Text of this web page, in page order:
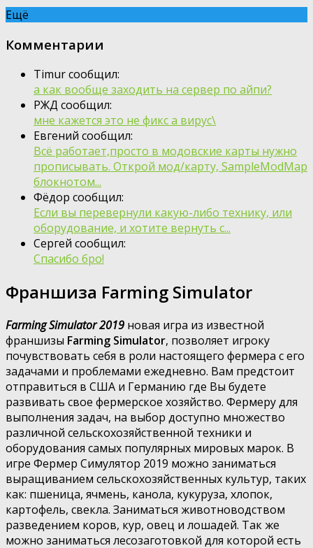
Ещё
Комментарии
Timur сообщил:
а как вообще заходить на сервер по айпи?
РЖД сообщил:
мне кажется это не фикс а вирус\
Евгений сообщил:
Всё работает,просто в модовские карты нужно
прописывать. Открой мод/карту, SampleModMap
блокнотом...
Фёдор сообщил:
Если вы перевернули какую-либо технику, или
оборудование, и хотите вернуть с...
Сергей сообщил:
Спасибо бро!
Франшиза Farming Simulator
Farming Simulator 2019 новая игра из известной
франшизы Farming Simulator, позволяет игроку
почувствовать себя в роли настоящего фермера с его
задачами и проблемами ежедневно. Вам предстоит
отправиться в США и Германию где Вы будете
развивать свое фермерское хозяйство. Фермеру для
выполнения задач, на выбор доступно множество
различной сельскохозяйственной техники и
оборудования самых популярных мировых марок. В
игре Фермер Симулятор 2019 можно заниматься
выращиванием сельскохозяйственных культур, таких
как: пшеница, ячмень, канола, кукуруза, хлопок,
картофель, свекла. Заниматься животноводством
разведением коров, кур, овец и лошадей. Так же
можно заниматься лесозаготовкой для которой есть